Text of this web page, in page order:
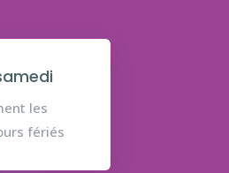
les
fériés